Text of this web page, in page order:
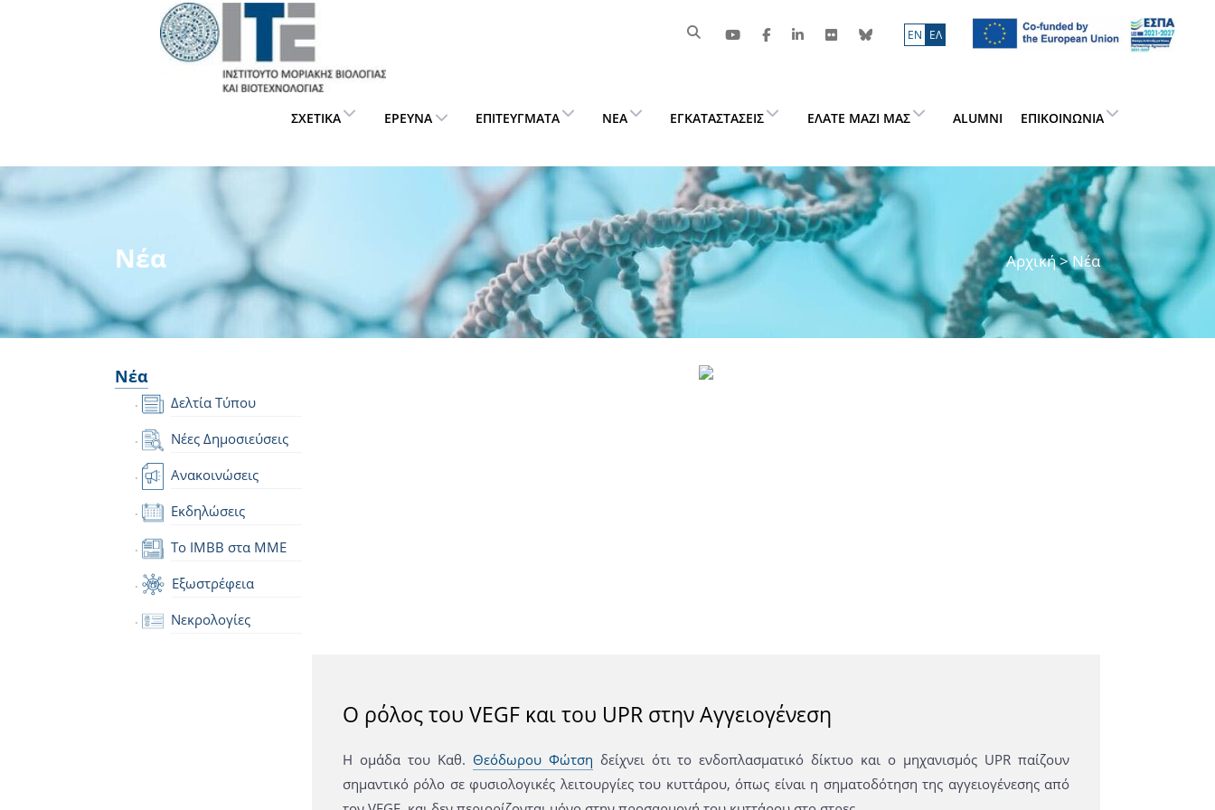
ΕN ΕΛ
ΣΧΕΤΙΚΆ ΈΡΕΥΝΑ ΕΠΙΤΕΎΓΜΑΤΑ ΝΈΑ ΕΓΚΑΤΑΣΤΆΣΕΙΣ ΕΛΆΤΕ ΜΑΖΊ ΜΑΣ ALUMNI ΕΠΙΚΟΙΝΩΝΊΑ
Νέα Αρχική> Νέα
Νέα
Δελτία Τύπου
Νέες Δημοσιεύσεις
Ανακοινώσεις
Εκδηλώσεις
Το IMBB στα ΜΜΕ
Εξωστρέφεια
Νεκρολογίες
Ο ρόλος του VEGF και του UPR στην Αγγειογένεση
H ομάδα του Καθ. Θεόδωρου Φώτση δείχνει ότι το ενδοπλασματικό δίκτυο και ο μηχανισμός UPR παίζουν
σημαντικό ρόλο σε φυσιολογικές λειτουργίες του κυττάρου, όπως είναι η σηματοδότηση της αγγειογένεσης από